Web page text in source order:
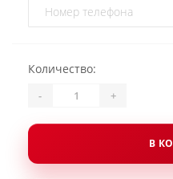
Количество:
- +
В